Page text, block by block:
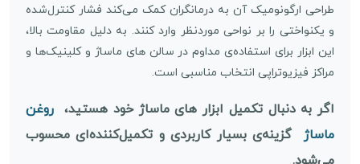
طراحی ارگونومیک آن به درمانگران کمک می‌کند فشار کنترل‌شده
و یکنواختی را بر نواحی موردنظر وارد کنند. به دلیل مقاومت بالا،
این ابزار برای استفاده‌ی مداوم در سالن های ماساژ و کلینیک‌ها و
مراکز فیزیوتراپی انتخاب مناسبی است.
اگر به دنبال تکمیل ابزار های ماساژ خود هستید، روغن
ماساژگزینه‌ی بسیار کاربردی و تکمیل‌کننده‌ای محسوب